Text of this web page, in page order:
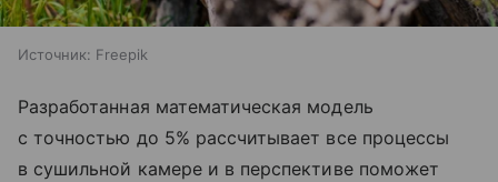
Источник: Freepik
Разработанная математическая модель
с точностью до 5% рассчитывает все процессы
в сушильной камере и в перспективе поможет